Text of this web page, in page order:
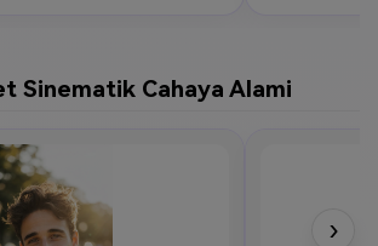
Sinematik Cahaya Alami
›